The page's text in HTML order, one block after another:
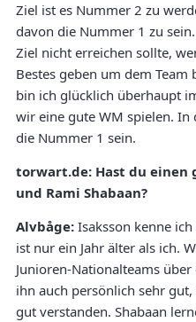
Ziel ist es Nummer 2 zu
davon die Nummer 1 zu
Ziel nicht erreichen sollte,
Bestes geben um dem
bin ich glücklich überhaupt
wir eine gute WM spielen.
die Nummer 1 sein.
torwart.de: Hast du einen
und Rami Shabaan?
Alvbåge: Isaksson kenne
ist nur ein Jahr älter als ich.
Junioren-Nationalteams
ihn auch persönlich sehr
gut verstanden. Shabaan